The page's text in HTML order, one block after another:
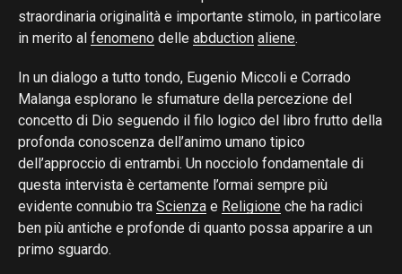
straordinaria originalità e importante stimolo, in particolare
in merito al fenomeno delle abduction aliene.
In un dialogo a tutto tondo, Eugenio Miccoli e Corrado
Malanga esplorano le sfumature della percezione del
concetto di Dio seguendo il filo logico del libro frutto della
profonda conoscenza dell’animo umano tipico
dell’approccio di entrambi. Un nocciolo fondamentale di
questa intervista è certamente l’ormai sempre più
evidente connubio tra Scienza e Religione che ha radici
ben più antiche e profonde di quanto possa apparire a un
primo sguardo.